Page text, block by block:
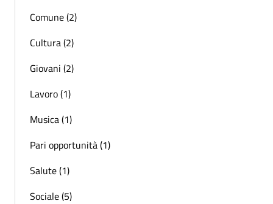
Comune (2)
Cultura (2)
Giovani (2)
Lavoro (1)
Musica (1)
Pari opportunità (1)
Salute (1)
Sociale (5)